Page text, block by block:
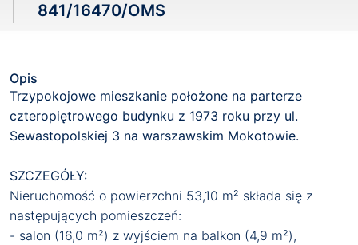
841/16470/OMS
Opis
Trzypokojowe mieszkanie położone na parterze
czteropiętrowego budynku z 1973 roku przy ul.
Sewastopolskiej 3 na warszawskim Mokotowie.
SZCZEGÓŁY:
Nieruchomość o powierzchni 53,10 m² składa się z
następujących pomieszczeń:
- salon (16,0 m²) z wyjściem na balkon (4,9 m²),